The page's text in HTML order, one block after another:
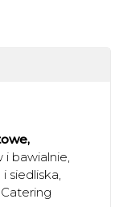
i bawialnie
siedliska
Catering